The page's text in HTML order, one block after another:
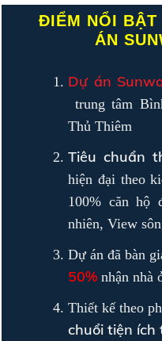
ĐIỂM NỔI
ÁN
Dự án
trung tâm
Thủ Thiêm
Tiêu chuẩn
hiện đại theo
100% căn hộ
nhiên, View
Dự án đã bàn
50% nhận nhà
Thiết kế theo
chuổi tiện ích